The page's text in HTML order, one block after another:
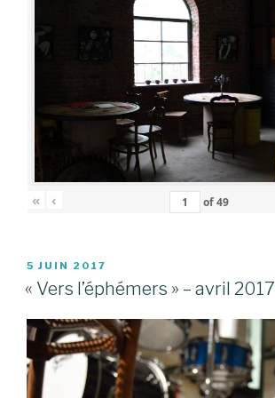
« ‹ of49
PUBLIÉ
LE
5 JUIN 2017
« Vers l’éphémers » – avril 2017